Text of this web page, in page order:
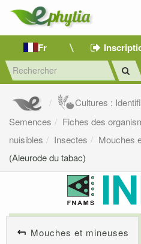
Fr
Cultures :
Semences
Fiches des
nuisibles
Insectes Mouches
(Aleurode du tabac)
Mouches et mineuses